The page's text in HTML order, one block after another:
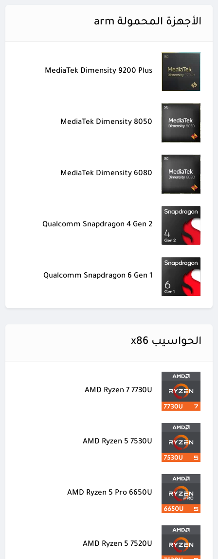
الأجهزة المحمولة arm
MediaTek Dimensity 9200 Plus
MediaTek Dimensity 8050
MediaTek Dimensity 6080
Qualcomm Snapdragon 4 Gen 2
Qualcomm Snapdragon 6 Gen 1
الحواسيب x86
AMD Ryzen 7 7730U
AMD Ryzen 5 7530U
AMD Ryzen 5 Pro 6650U
AMD Ryzen 5 7520U